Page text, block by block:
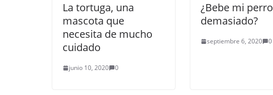
La tortuga, una
mascota que
necesita de mucho
cuidado
junio 10, 2020 0
¿Bebe mi perro
demasiado?
septiembre 6, 2020 0